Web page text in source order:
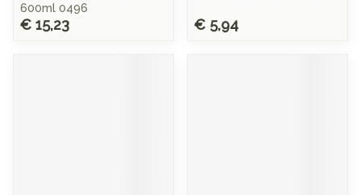
600ml 0496
€ 15,23 € 5,94